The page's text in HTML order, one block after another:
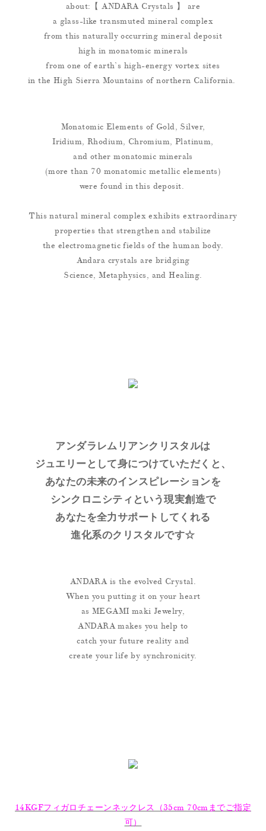
about:【 ANDARA Crystals 】 are
a glass-like transmuted mineral complex
from this naturally occurring mineral deposit
high in monatomic minerals
from one of earth’s high-energy vortex sites
in the High Sierra Mountains of northern California.
Monatomic Elements of Gold, Silver,
Iridium, Rhodium, Chromium, Platinum,
and other monatomic minerals
(more than 70 monatomic metallic elements)
were found in this deposit.
This natural mineral complex exhibits extraordinary
properties that strengthen and stabilize
the electromagnetic fields of the human body.
Andara crystals are bridging
Science, Metaphysics, and Healing.
アンダラレムリアンクリスタルは
ジュエリーとして身につけていただくと、
あなたの未来のインスピレーションを
シンクロニシティという現実創造で
あなたを全力サポートしてくれる
進化系のクリスタルです☆
ANDARA is the evolved Crystal.
When you putting it on your heart
as MEGAMI maki Jewelry,
ANDARA makes you help to
catch your future reality and
create your life by synchronicity.
14KGFフィガロチェーンネックレス（35cm 70cmまでご指定
可）